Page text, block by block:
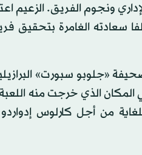
ونجوم الفريق. الزعيم
سعادته الغامرة بتحقيق
«جلوبو سبورت»
الذي خرجت منه
من أجل كارلوس